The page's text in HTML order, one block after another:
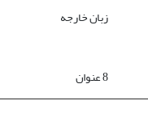
زبان خارجه
8 عنوان